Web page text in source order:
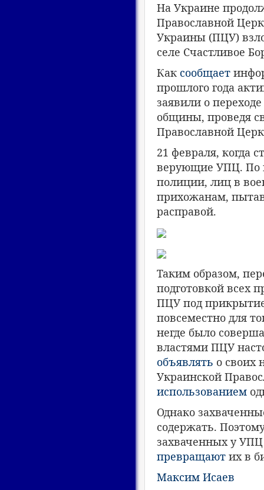
На Украине
Православной
Украины (ПЦУ)
селе Счастливое
Как сообщает
прошлого года
заявили о
общины, проведя
Православной
21 февраля, когда
верующие УПЦ. По
полиции, лиц в
прихожанам,
расправой.
Таким образом,
подготовкой всех
ПЦУ под
повсеместно для
негде было
властями ПЦУ
объявлять о своих
Украинской
использованием
Однако
содержать.
захваченных у
превращают их в
Максим Исаев